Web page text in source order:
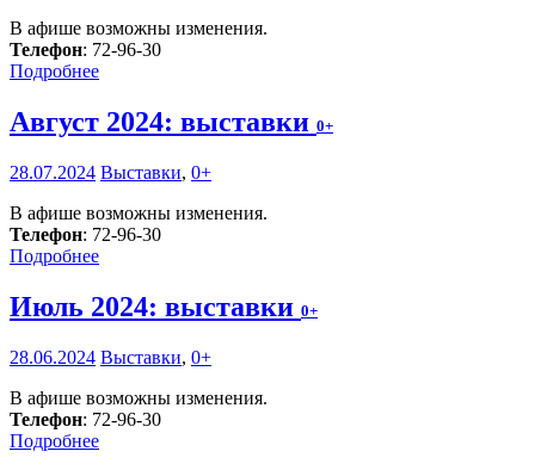
В афише возможны изменения.
Телефон: 72-96-30
Подробнее
Август 2024: выставки 0+
28.07.2024 Выставки, 0+
В афише возможны изменения.
Телефон: 72-96-30
Подробнее
Июль 2024: выставки 0+
28.06.2024 Выставки, 0+
В афише возможны изменения.
Телефон: 72-96-30
Подробнее